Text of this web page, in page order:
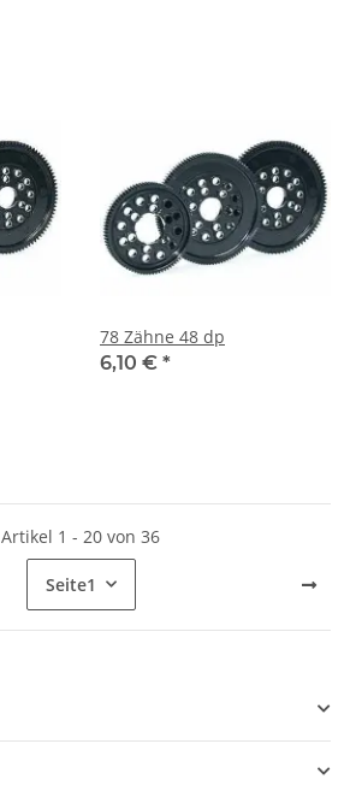
78 Zähne 48 dp
6,10 € *
Artikel 1 - 20 von 36
Seite1